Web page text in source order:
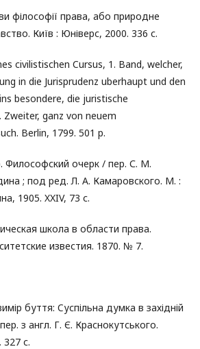
філософії права, або природне
Київ : Юніверс, 2000. 336 с.
civilistischen Cursus, 1. Band, welcher,
in die Jurisprudenz uberhaupt und den
besondere, die juristische
Zweiter, ganz von neuem
Berlin, 1799. 501 p.
Философский очерк / пер. С. М.
; под ред. Л. А. Камаровского. М. :
1905. XXIV, 73 с.
школа в области права.
известия. 1870. № 7.
буття: Cуспільна думка в західній
з англ. Г. Є. Краснокутського.
с.